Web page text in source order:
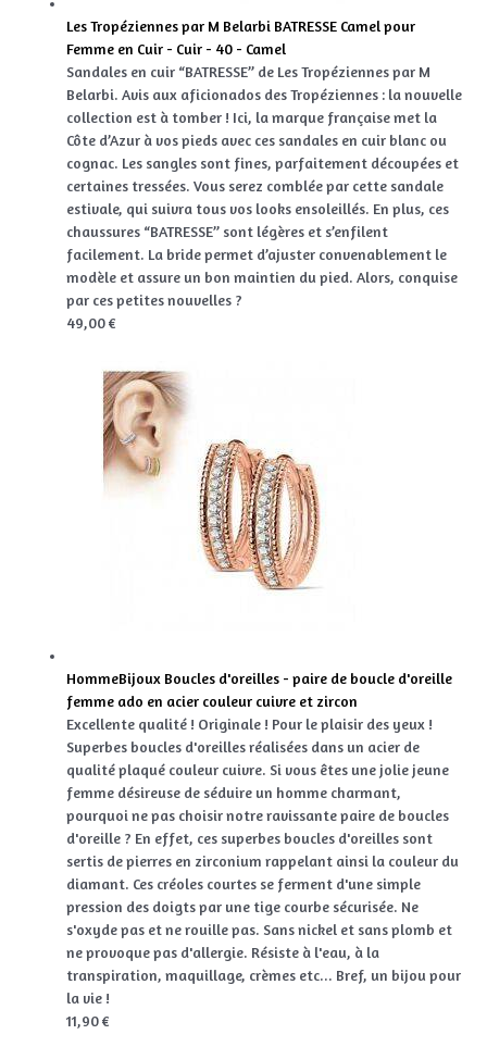
Les Tropéziennes par M Belarbi BATRESSE Camel pour
Femme en Cuir - Cuir - 40 - Camel
Sandales en cuir “BATRESSE” de Les Tropéziennes par M
Belarbi. Avis aux aficionados des Tropéziennes : la nouvelle
collection est à tomber ! Ici, la marque française met la
Côte d’Azur à vos pieds avec ces sandales en cuir blanc ou
cognac. Les sangles sont fines, parfaitement découpées et
certaines tressées. Vous serez comblée par cette sandale
estivale, qui suivra tous vos looks ensoleillés. En plus, ces
chaussures “BATRESSE” sont légères et s’enfilent
facilement. La bride permet d’ajuster convenablement le
modèle et assure un bon maintien du pied. Alors, conquise
par ces petites nouvelles ?
49,00 €
HommeBijoux Boucles d'oreilles - paire de boucle d'oreille
femme ado en acier couleur cuivre et zircon
Excellente qualité ! Originale ! Pour le plaisir des yeux !
Superbes boucles d'oreilles réalisées dans un acier de
qualité plaqué couleur cuivre. Si vous êtes une jolie jeune
femme désireuse de séduire un homme charmant,
pourquoi ne pas choisir notre ravissante paire de boucles
d'oreille ? En effet, ces superbes boucles d'oreilles sont
sertis de pierres en zirconium rappelant ainsi la couleur du
diamant. Ces créoles courtes se ferment d'une simple
pression des doigts par une tige courbe sécurisée. Ne
s'oxyde pas et ne rouille pas. Sans nickel et sans plomb et
ne provoque pas d'allergie. Résiste à l'eau, à la
transpiration, maquillage, crèmes etc... Bref, un bijou pour
la vie !
11,90 €